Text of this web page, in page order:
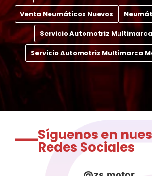
Venta Neumáticos Nuevos
Servicio Automotriz
Servicio Automotriz Multimarca
Síguenos en
Redes Sociales